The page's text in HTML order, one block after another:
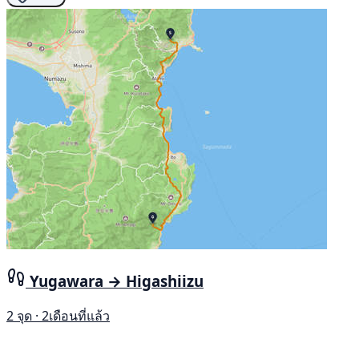
Yugawara → Higashiizu
2 จุด · 2เดือนที่แล้ว